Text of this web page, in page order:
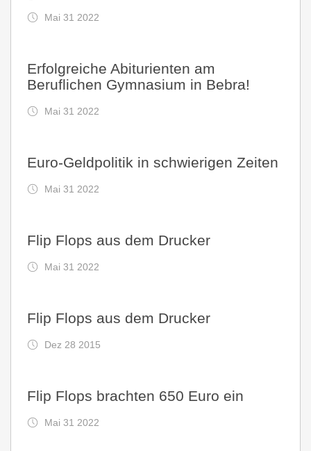
Mai 31 2022
Erfolgreiche Abiturienten am
Beruflichen Gymnasium in Bebra!
Mai 31 2022
Euro-Geldpolitik in schwierigen Zeiten
Mai 31 2022
Flip Flops aus dem Drucker
Mai 31 2022
Flip Flops aus dem Drucker
Dez 28 2015
Flip Flops brachten 650 Euro ein
Mai 31 2022